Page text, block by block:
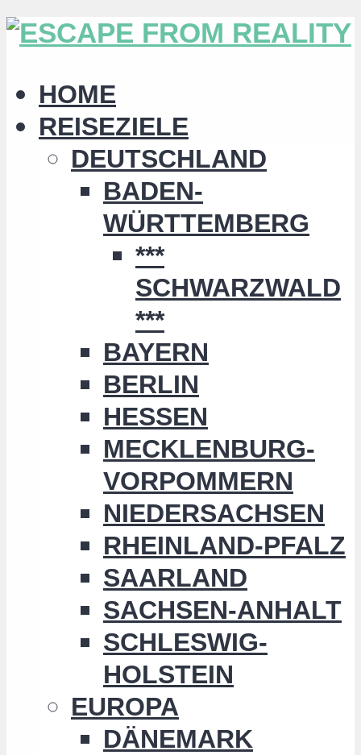
HOME
REISEZIELE
DEUTSCHLAND
BADEN-
WÜRTTEMBERG
***
SCHWARZWALD
***
BAYERN
BERLIN
HESSEN
MECKLENBURG-
VORPOMMERN
NIEDERSACHSEN
RHEINLAND-PFALZ
SAARLAND
SACHSEN-ANHALT
SCHLESWIG-
HOLSTEIN
EUROPA
DÄNEMARK